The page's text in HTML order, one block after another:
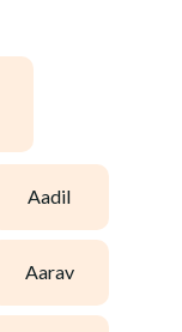
aadil
aarav